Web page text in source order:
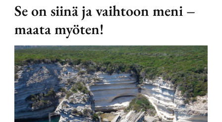
Se on siinä ja vaihtoon meni –
maata myöten!